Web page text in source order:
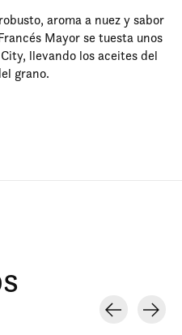
aroma a nuez y sabor
Mayor se tuesta unos
llevando los aceites del
grano.